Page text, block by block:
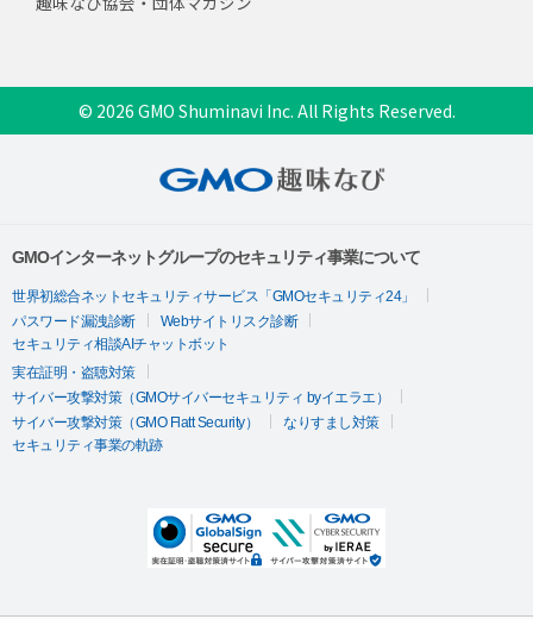
© 2026 GMO Shuminavi Inc. All Rights Reserved.